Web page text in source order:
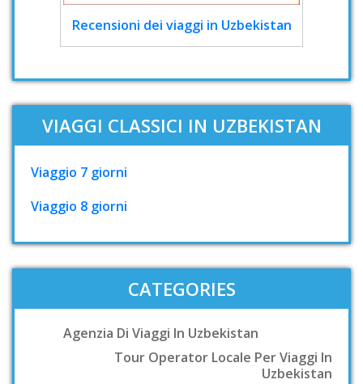
Recensioni dei viaggi in Uzbekistan
VIAGGI CLASSICI IN UZBEKISTAN
Viaggio 7 giorni
Viaggio 8 giorni
CATEGORIES
Agenzia Di Viaggi In Uzbekistan
Tour Operator Locale Per Viaggi In
Uzbekistan